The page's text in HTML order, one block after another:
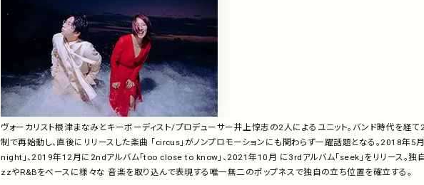
ヴォーカリスト根津まなみとキーボーディスト/プロデューサー井上惇志の2人によるユニット。バンド時代を経
制で再始動し、直後にリリースした楽曲 「circus」がノンプロモーションにも関わらず一躍話題となる。2018年5
night」、2019年12月に2ndアルバム「too close to know」、2021年10月 に3rdアルバム「seek」をリリース。独
zzやR&Bをべースに様々な 音楽を取り込んで表現する唯一無二のポップネスで独自の立ち位置を確立する。